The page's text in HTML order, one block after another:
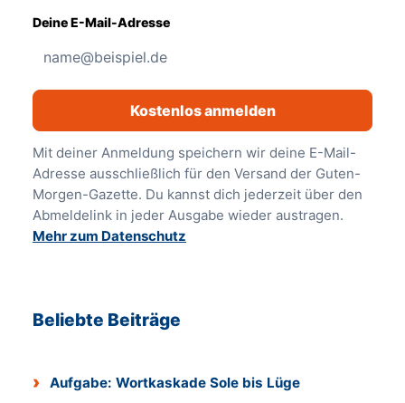
Deine E-Mail-Adresse
Kostenlos anmelden
Mit deiner Anmeldung speichern wir deine E-Mail-
Adresse ausschließlich für den Versand der Guten-
Morgen-Gazette. Du kannst dich jederzeit über den
Abmeldelink in jeder Ausgabe wieder austragen.
Mehr zum Datenschutz
Beliebte Beiträge
Aufgabe: Wortkaskade Sole bis Lüge